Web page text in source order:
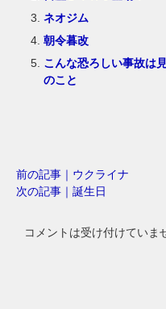
ネオジム
朝令暮改
こんな恐ろしい事故は
のこと
前の記事｜ウクライナ
次の記事｜誕生日
コメントは受け付けていま